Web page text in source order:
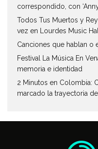
correspondido, con
Todos Tus Muertos y
vez en Lourdes Music
Canciones que hablan o
Festival La Música En
memoria e identidad
2 Minutos en Colombia:
marcado la trayectoria